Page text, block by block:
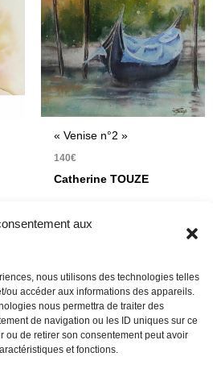
aux
nous utilisons des technologies telles
ou accéder aux informations des appareils.
nous permettra de traiter des
de navigation ou les ID uniques sur ce
ou de retirer son consentement peut avoir
et fonctions.
« Venise n°2 »
140€
Catherine TOUZE
Aquarelle 19 x 19 cm
Générales de Ventes
Mentions légales